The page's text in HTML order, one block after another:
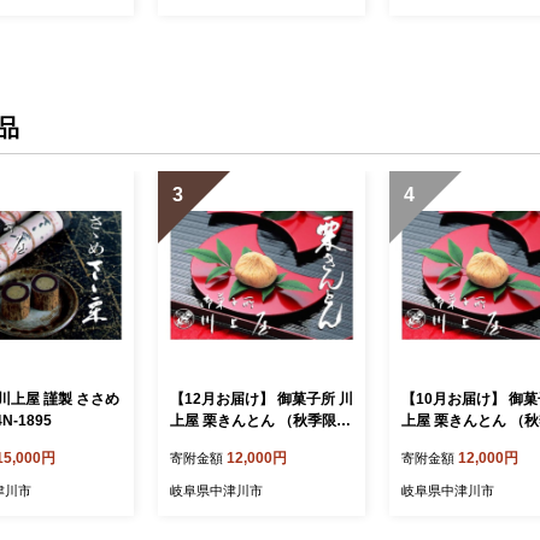
上屋 謹製 ささめ
1895
円
川市
3
【12月お届け】 御菓子所 川
上屋 栗きんとん （秋季限
寄附金額 12,000円
岐阜県中津川市
4
【10月お届け】 御
上屋 栗きんとん （
寄附金額 12,000円
岐阜県中津川市